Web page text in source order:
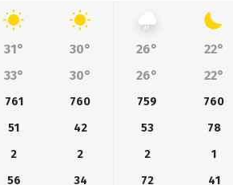
31° 30° 26°
22°
33° 30° 26° 22°
761 760 759
760
51 42 53
78
2 2 2
1
56 34 72 41